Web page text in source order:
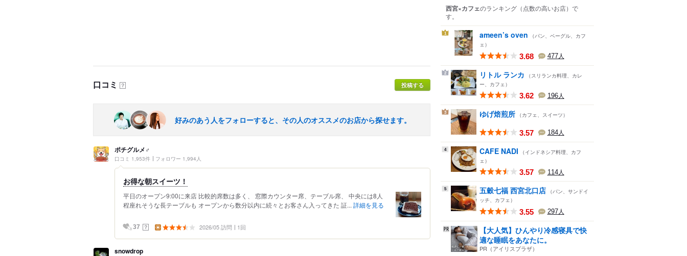
口コミ ？ 投稿する
好みのあう人をフォローすると、その人のオススメのお店から探せます。
ポチグルメ♂
口コミ 1,953件 フォロワー 1,994人
お得な朝スイーツ！
平日のオープン9:00に来店 比較的席数は多く、 窓際カウンター席、テーブル席、 中央には8人
程座れそうな長テーブルも オープンから数分以内に続々とお客さん入ってきた 証... 詳細を見る
37 ？ 2026/05 訪問 1回
snowdrop
西宮×カフェのランキング （点数の高いお店） で
す。
1 ameen’s oven
（パン、ベーグル、カフ
ェ）
3.68 477人
2 リトル ランカ
（スリランカ料理、カレ
ー、カフェ）
3.62 196人
3 ゆげ焙煎所 （カフェ、スイーツ）
3.57 184人
4 CAFE NADI
（インドネシア料理、カフ
ェ）
3.57 114人
5 五穀七福 西宮北口店 （パン、サンドイ
ッチ、カフェ）
3.55 297人
【大人気】ひんやり冷感寝具で快
適な睡眠をあなたに。
PR（アイリスプラザ）